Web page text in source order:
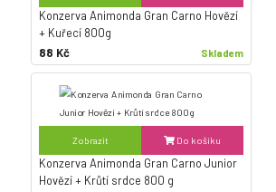
Konzerva Animonda Gran Carno Hovězí
+ Kuřecí 800g
88 Kč
Skladem
Zobrazit Do košíku
Konzerva Animonda Gran Carno Junior
Hovězí + Krůtí srdce 800 g